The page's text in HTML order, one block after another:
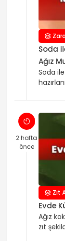
Soda
Ağız
Soda
ya da
ve
içerik
çıkar.
2 hafta
önce
Zıt
Evde
Ağız
zıt